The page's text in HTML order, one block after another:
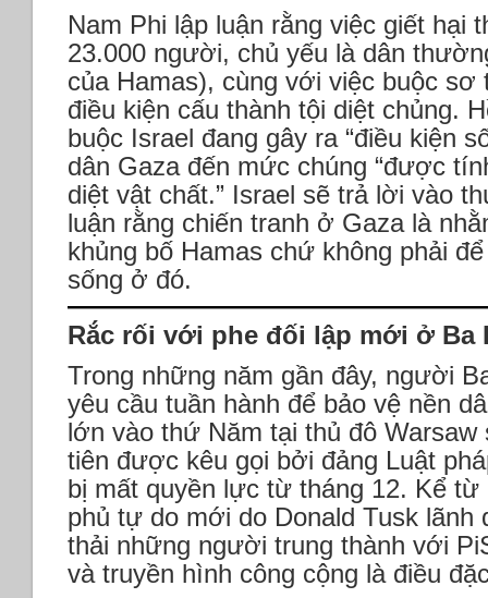
Nam Phi lập luận rằng việc giết hại
23.000 người, chủ yếu là dân
của Hamas), cùng với việc buộc sơ
điều kiện cấu thành tội diệt chủng.
buộc Israel đang gây ra “điều kiện
dân Gaza đến mức chúng “được
diệt vật chất.” Israel sẽ trả lời vào
luận rằng chiến tranh ở Gaza là
khủng bố Hamas chứ không phải
sống ở đó.
Rắc rối với phe đối lập mới ở Ba
Trong những năm gần đây, người
yêu cầu tuần hành để bảo vệ nền
lớn vào thứ Năm tại thủ đô Warsaw
tiên được kêu gọi bởi đảng Luật
bị mất quyền lực từ tháng 12. Kể từ
phủ tự do mới do Donald Tusk lãnh
thải những người trung thành với
và truyền hình công cộng là điều